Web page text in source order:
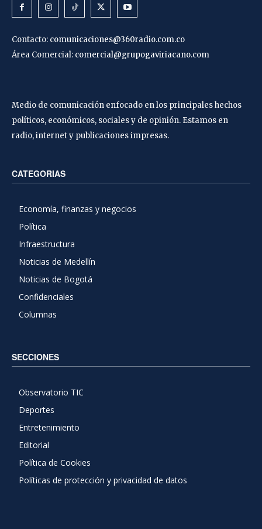
Contacto: comunicaciones@360radio.com.co
Área Comercial: comercial@grupogaviriacano.com
Medio de comunicación enfocado en los principales hechos
políticos, económicos, sociales y de opinión. Estamos en
radio, internet y publicaciones impresas.
CATEGORIAS
Economía, finanzas y negocios
Política
Infraestructura
Noticias de Medellín
Noticias de Bogotá
Confidenciales
Columnas
SECCIONES
Observatorio TIC
Deportes
Entretenimiento
Editorial
Política de Cookies
Políticas de protección y privacidad de datos